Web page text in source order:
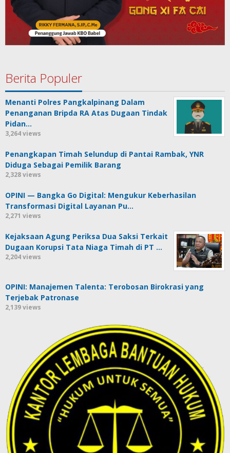
Berita Populer
Menanti Polres Pangkalpinang Dalam
Penanganan Bripda RA Atas Dugaan Tindak
Pidan…
3,264 views
Penangkapan Timah Selundup di Pantai Rambak, YNR
Diduga Sebagai Pemilik Barang
2,328 views
OPINI — Bangka Go Digital: Mengukur Keberhasilan
Transformasi Digital Layanan Pu…
2,271 views
Kejaksaan Agung Periksa Dua Saksi Terkait
Dugaan Korupsi Tata Niaga Timah di PT …
2,204 views
OPINI: Manajemen Talenta: Terobosan Birokrasi yang
Terjebak Patronase
2,139 views